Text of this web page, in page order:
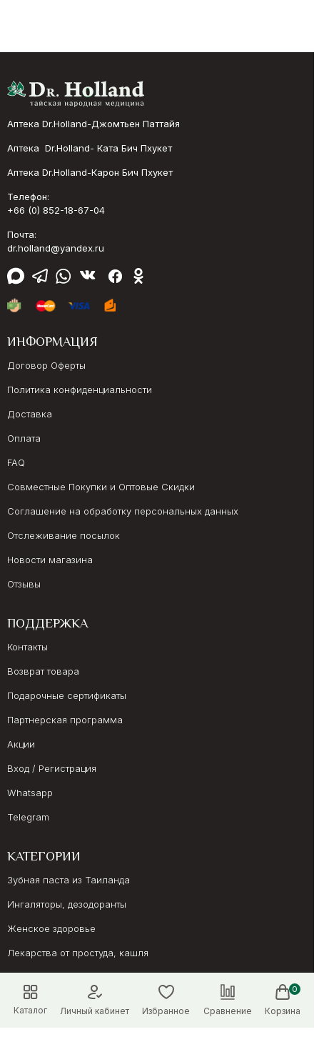
Каталог Личный кабинет Избранное Сравнение
0
Корзина
Аптека Dr.Holland-Джомтьен Паттайя
Аптека Dr.Holland- Ката Бич Пхукет
Аптека Dr.Holland-Карон Бич Пхукет
Телефон:
+66 (0) 852-18-67-04
Почта:
dr.holland@yandex.ru
ИНФОРМАЦИЯ
Договор Оферты
Политика конфиденциальности
Доставка
Оплата
FAQ
Совместные Покупки и Оптовые Скидки
Соглашение на обработку персональных данных
Отслеживание посылок
Новости магазина
Отзывы
ПОДДЕРЖКА
Контакты
Возврат товара
Подарочные сертификаты
Партнерская программа
Акции
Вход / Регистрация
Whatsapp
Telegram
КАТЕГОРИИ
Зубная паста из Таиланда
Ингаляторы, дезодоранты
Женское здоровье
Лекарства от простуда, кашля
Онкология, суставы